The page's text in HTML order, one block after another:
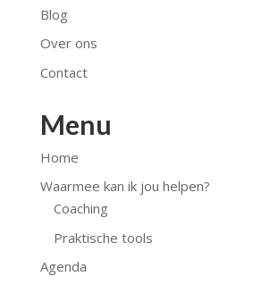
Blog
Over ons
Contact
Menu
Home
Waarmee kan ik jou helpen?
Coaching
Praktische tools
Agenda